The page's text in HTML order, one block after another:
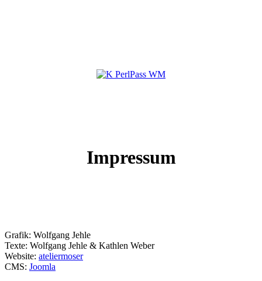
Impressum
Grafik: Wolfgang Jehle
Texte: Wolfgang Jehle & Kathlen Weber
Website: ateliermoser
CMS: Joomla